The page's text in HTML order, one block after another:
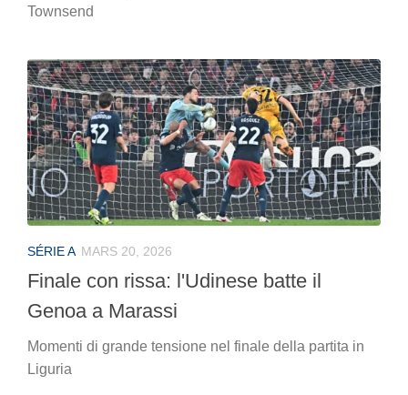
Townsend
SÉRIE A MARS 20, 2026
Finale con rissa: l'Udinese batte il
Genoa a Marassi
Momenti di grande tensione nel finale della partita in
Liguria